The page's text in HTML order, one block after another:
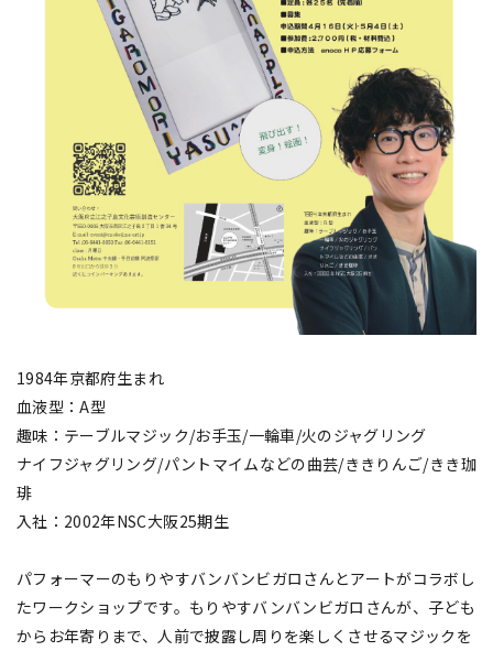
1984年京都府生まれ
血液型：A型
趣味：テーブルマジック/お手玉/一輪車/火のジャグリング
ナイフジャグリング/パントマイムなどの曲芸/ききりんご/きき珈
琲
入社：2002年NSC大阪25期生
パフォーマーのもりやすバンバンビガロさんとアートがコラボし
たワークショップです。もりやすバンバンビガロさんが、子ども
からお年寄りまで、人前で披露し周りを楽しくさせるマジックを